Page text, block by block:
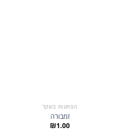
הפתעות בשקל
זמבורה
₪1.00